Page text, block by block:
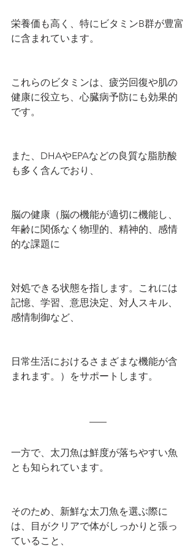
栄養価も高く、特にビタミンB群が豊富
に含まれています。
これらのビタミンは、疲労回復や肌の
健康に役立ち、心臓病予防にも効果的
です。
また、DHAやEPAなどの良質な脂肪酸
も多く含んでおり、
脳の健康（脳の機能が適切に機能し、
年齢に関係なく物理的、精神的、感情
的な課題に
対処できる状態を指します。これには
記憶、学習、意思決定、対人スキル、
感情制御など、
日常生活におけるさまざまな機能が含
まれます。）をサポートします。
一方で、太刀魚は鮮度が落ちやすい魚
とも知られています。
そのため、新鮮な太刀魚を選ぶ際に
は、目がクリアで体がしっかりと張っ
ていること、